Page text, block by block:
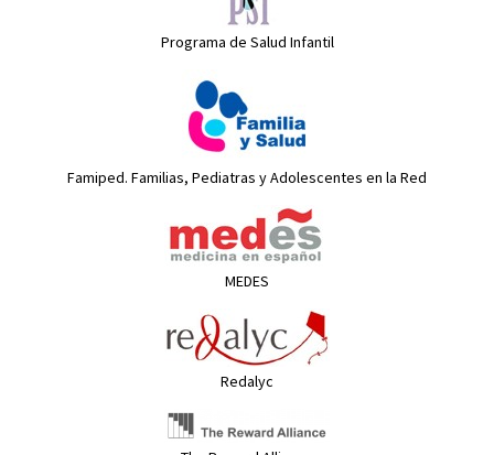
Programa de Salud Infantil
Famiped. Familias, Pediatras y Adolescentes en la Red
MEDES
Redalyc